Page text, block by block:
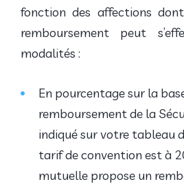
fonction des affections
remboursement peut
modalités :
En pourcentage sur la
remboursement de la
indiqué sur votre tableau
tarif de convention est à
mutuelle propose un